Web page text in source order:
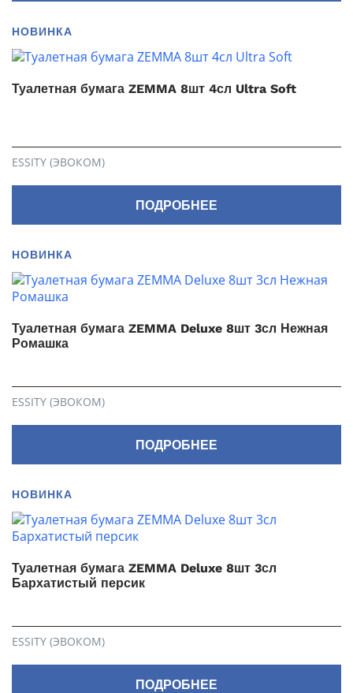
НОВИНКА
Туалетная бумага ZEMMA 8шт 4сл Ultra Soft
ESSITY (ЭВОКОМ)
ПОДРОБНЕЕ
НОВИНКА
Туалетная бумага ZEMMA Deluxe 8шт 3сл Нежная
Ромашка
ESSITY (ЭВОКОМ)
ПОДРОБНЕЕ
НОВИНКА
Туалетная бумага ZEMMA Deluxe 8шт 3сл
Бархатистый персик
ESSITY (ЭВОКОМ)
ПОДРОБНЕЕ